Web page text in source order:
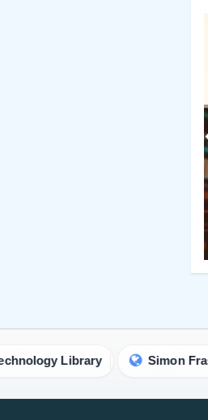
Simon Fraser
オープンアクセスポリシー
返金ポリシー
著者の苦情処理